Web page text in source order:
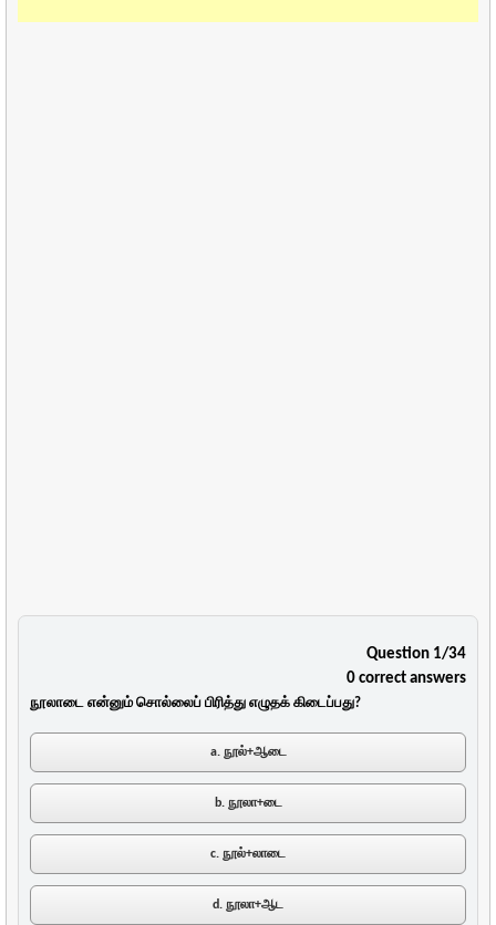
Question 1/34
0 correct answers
நூலாடை என்னும் சொல்லைப் பிரித்து எழுதக் கிடைப்பது?
a. நூல்+ஆடை
b. நூலா+டை
c. நூல்+லாடை
d. நூலா+ஆட